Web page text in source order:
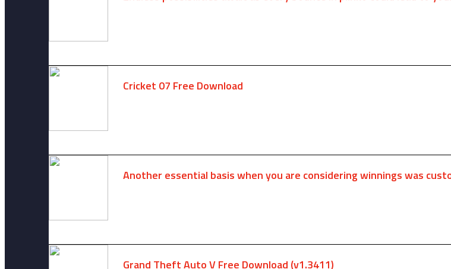
Cricket 07 Free Download
Another essential basis when you are considering winnings was
Grand Theft Auto V Free Download (v1.3411)